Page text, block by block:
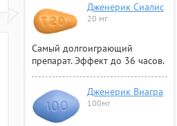
Дженерик Сиалис
20 мг
Самый долгоиграющий
препарат. Эффект до 36 часов.
Дженерик Виагра
100мг